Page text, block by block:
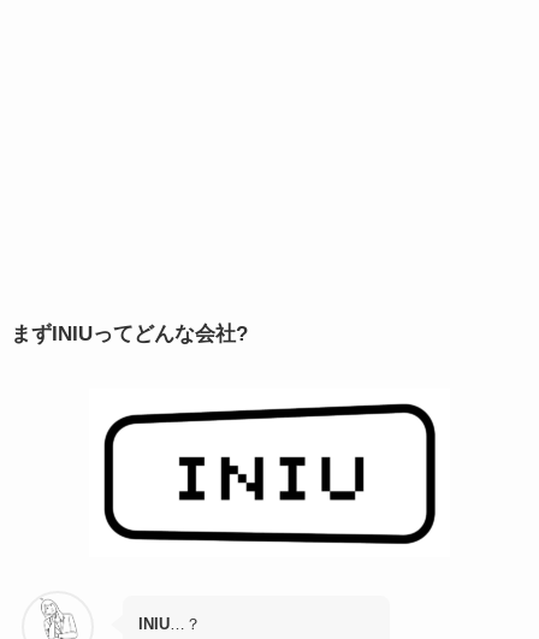
まずINIUってどんな会社?
INIU…？